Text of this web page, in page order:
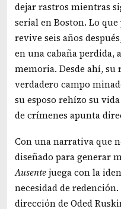
dejar rastros mientras
serial en Boston. Lo
revive seis años
en una cabaña perdida,
memoria. Desde ahí, su
verdadero campo
su esposo rehízo su
de crímenes apunta
Con una narrativa que
diseñado para generar
Ausentejuega con la
necesidad de
dirección de Oded